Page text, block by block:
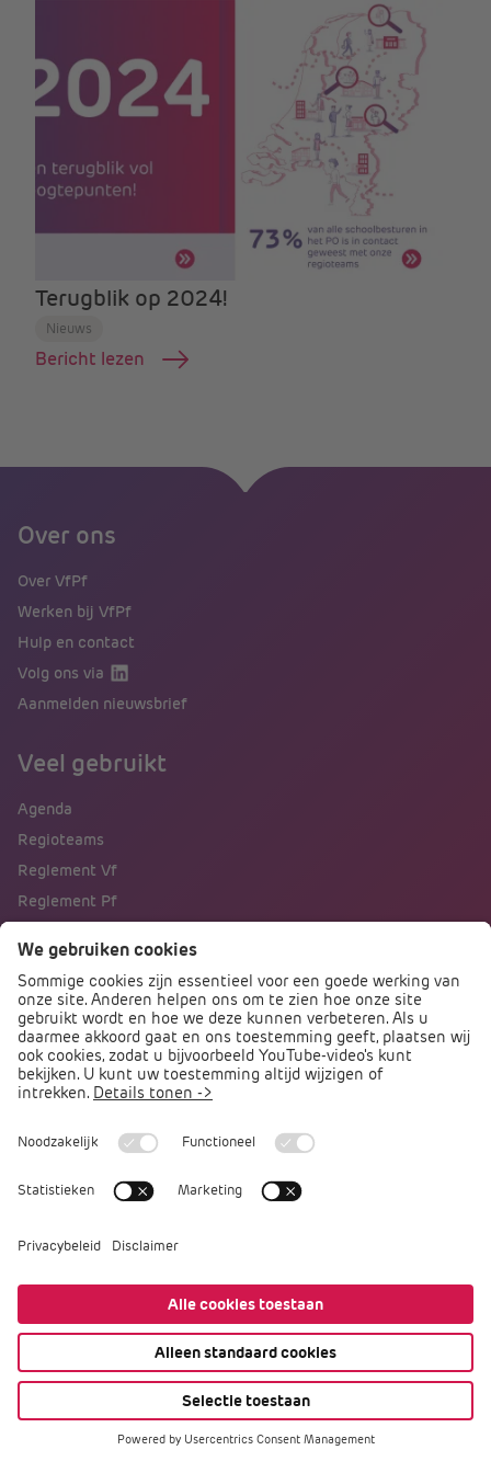
Terugblik op 2024!
Nieuws
Bericht lezen
Over ons
Over VfPf
Werken bij VfPf
Hulp en contact
Volg ons via
Aanmelden nieuwsbrief
Veel gebruikt
Agenda
Regioteams
Reglement Vf
Reglement Pf
Direct naar
Podcast PO praat
Arbocatalogus PO
Arbomeester